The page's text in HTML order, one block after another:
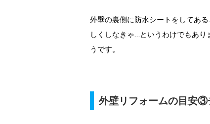
外壁の裏側に防水シートをしてあ
しくしなきゃ…というわけでもあ
うです。
外壁リフォームの目安③